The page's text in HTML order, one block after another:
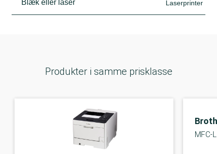
Blæk eller laser Laserprinter
Produkter i samme prisklasse
MFC-